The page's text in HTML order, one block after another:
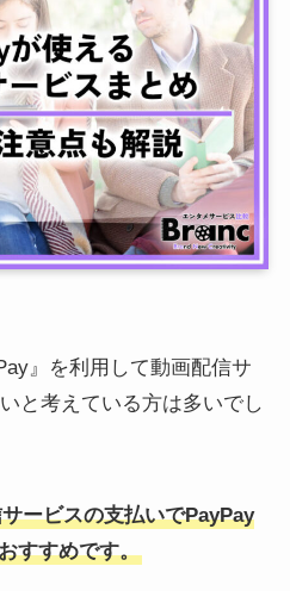
』を利用して動画配信サ
と考えている方は多いでし
ービスの支払いでPayPay
すすめです。